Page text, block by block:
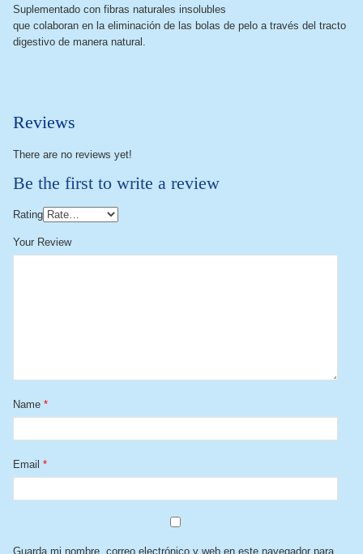
Suplementado con fibras naturales insolubles
que colaboran en la eliminación de las bolas de pelo a través del tracto
digestivo de manera natural.
Reviews
There are no reviews yet!
Be the first to write a review
Rating
Your Review
Name *
Email *
Guarda mi nombre, correo electrónico y web en este navegador para